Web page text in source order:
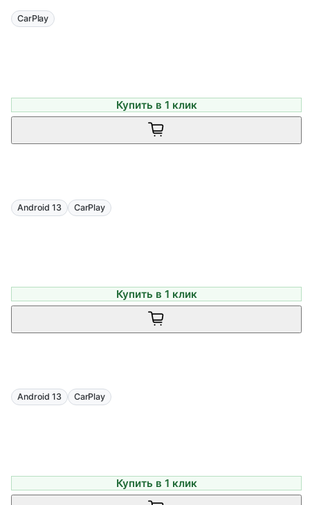
CarPlay
Купить в 1 клик
Android 13 CarPlay
Купить в 1 клик
Android 13 CarPlay
Купить в 1 клик